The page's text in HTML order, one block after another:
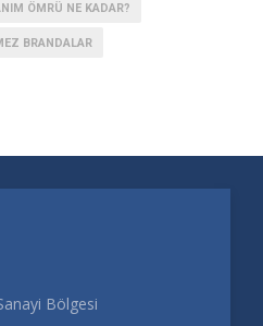
ÖMRÜ NE KADAR?
BRANDALAR
Bölgesi